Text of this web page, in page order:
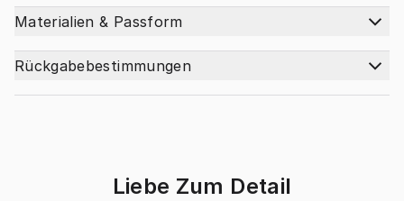
Materialien & Passform
Rückgabebestimmungen
Liebe Zum Detail